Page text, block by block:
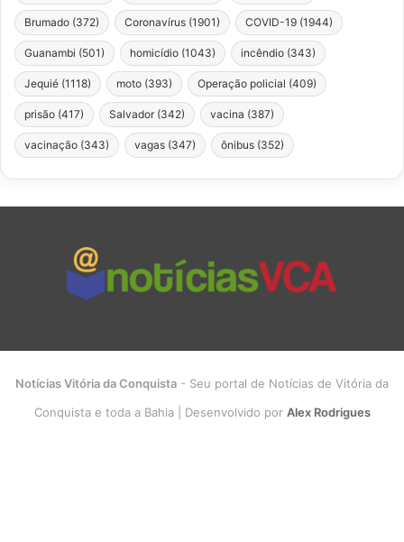
Brumado (372) Coronavírus (1901) COVID-19 (1944)
Guanambi (501) homicídio (1043) incêndio (343)
Jequié (1118) moto (393) Operação policial (409)
prisão (417) Salvador (342) vacina (387)
vacinação (343) vagas (347) ônibus (352)
Notícias Vitória da Conquista - Seu portal de Notícias de Vitória da
Conquista e toda a Bahia | Desenvolvido por Alex Rodrigues